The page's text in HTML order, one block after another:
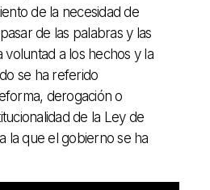
de la necesidad de
de las palabras y las
a los hechos y la
se ha referido
derogación o
de la Ley de
la que el gobierno se ha